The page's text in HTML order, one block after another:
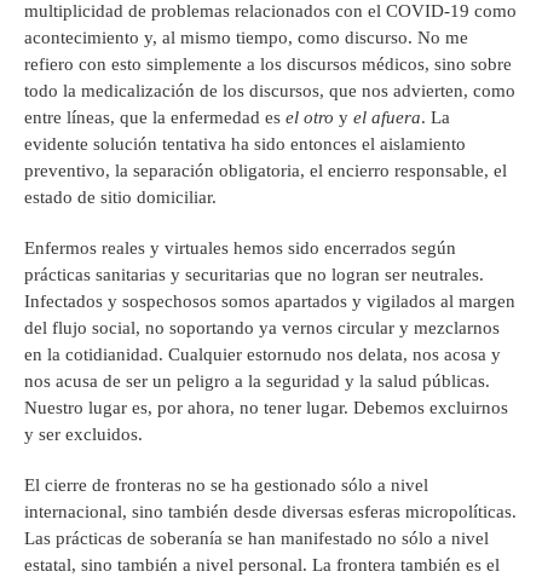
multiplicidad de problemas relacionados con el COVID-19 como
acontecimiento y, al mismo tiempo, como discurso. No me
refiero con esto simplemente a los discursos médicos, sino sobre
todo la medicalización de los discursos, que nos advierten, como
entre líneas, que la enfermedad es el otro y el afuera. La
evidente solución tentativa ha sido entonces el aislamiento
preventivo, la separación obligatoria, el encierro responsable, el
estado de sitio domiciliar.
Enfermos reales y virtuales hemos sido encerrados según
prácticas sanitarias y securitarias que no logran ser neutrales.
Infectados y sospechosos somos apartados y vigilados al margen
del flujo social, no soportando ya vernos circular y mezclarnos
en la cotidianidad. Cualquier estornudo nos delata, nos acosa y
nos acusa de ser un peligro a la seguridad y la salud públicas.
Nuestro lugar es, por ahora, no tener lugar. Debemos excluirnos
y ser excluidos.
El cierre de fronteras no se ha gestionado sólo a nivel
internacional, sino también desde diversas esferas micropolíticas.
Las prácticas de soberanía se han manifestado no sólo a nivel
estatal, sino también a nivel personal. La frontera también es el